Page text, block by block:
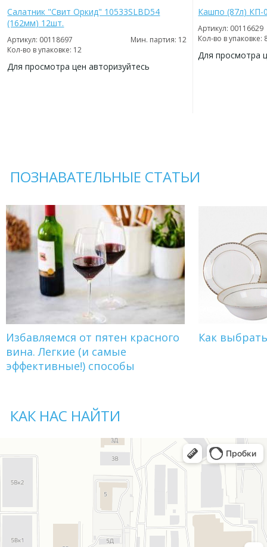
Салатник "Свит Оркид" 10533SLBD54
(162мм) 12шт.
Артикул: 00118697
Мин. партия: 12
Кол-во в упаковке: 12
Для просмотра цен авторизуйтесь
Кашпо (87л) КП-
Артикул: 00116629
Кол-во в упаковке:
Для просмотра
ПОЗНАВАТЕЛЬНЫЕ СТАТЬИ
Избавляемся от пятен красного
вина. Легкие (и самые
эффективные!) способы
Как
КАК НАС НАЙТИ